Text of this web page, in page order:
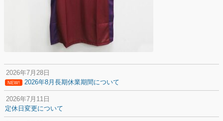
2026年7月28日
NEW! 2026年8月長期休業期間について
2026年7月11日
定休日変更について